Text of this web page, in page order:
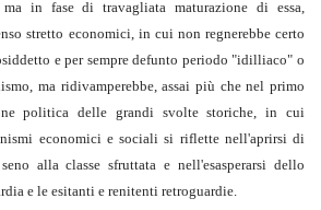
in fase di travagliata maturazione di essa,
stretto economici, in cui non regnerebbe certo
e per sempre defunto periodo "idilliaco" o
ma ridivamperebbe, assai più che nel primo
politica delle grandi svolte storiche, in cui
economici e sociali si riflette nell'aprirsi di
alla classe sfruttata e nell'esasperarsi dello
e le esitanti e renitenti retroguardie.